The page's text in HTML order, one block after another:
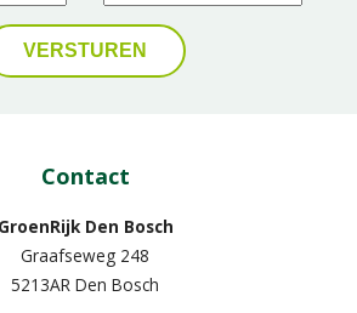
Contact
GroenRijk Den Bosch
Graafseweg 248
5213AR Den Bosch